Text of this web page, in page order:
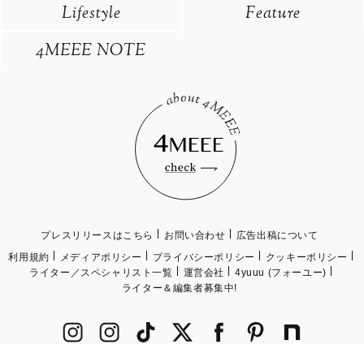
Lifestyle
Feature
4MEEE NOTE
プレスリリースはこちら お問い合わせ
広告出稿について
利用規約
メディアポリシー プライバシーポリシー
クッキーポリシー
ライター／スペシャリスト一覧
運営会社
4yuuu (フォーユー)
ライター＆編集者募集中!